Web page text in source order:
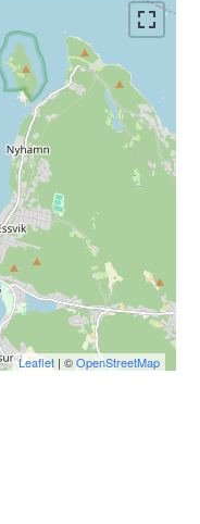
Leaflet| ©OpenStreetMap